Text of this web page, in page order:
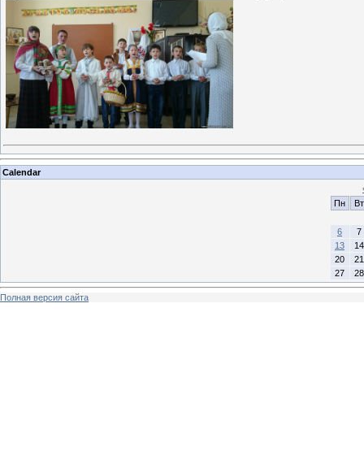
Calendar
Пн
Вт
6
7
13
14
20
21
27
28
Полная версия сайта